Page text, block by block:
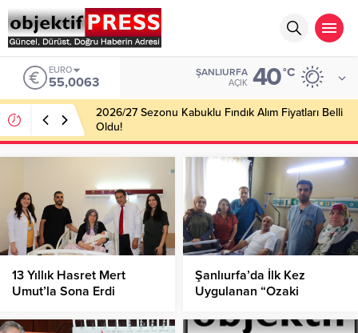
EURO
55,0063
ŞANLIURFA
AÇIK 40°C
2026/27 Sezonu Kabuklu Fındık Alım Fiyatları Belli
Oldu!
13 Yıllık Hasret Mert
Umut’la Sona Erdi
Şanlıurfa’da İlk Kez
Uygulanan “Ozaki
Ameliyatı